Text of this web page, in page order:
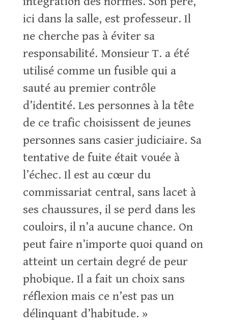
ici dans la salle, est professeur. Il
ne cherche pas à éviter sa
responsabilité. Monsieur T. a été
utilisé comme un fusible qui a
sauté au premier contrôle
d’identité. Les personnes à la tête
de ce trafic choisissent de jeunes
personnes sans casier judiciaire. Sa
tentative de fuite était vouée à
l’échec. Il est au cœur du
commissariat central, sans lacet à
ses chaussures, il se perd dans les
couloirs, il n’a aucune chance. On
peut faire n’importe quoi quand on
atteint un certain degré de peur
phobique. Il a fait un choix sans
réflexion mais ce n’est pas un
délinquant d’habitude. »